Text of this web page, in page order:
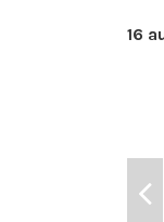
16